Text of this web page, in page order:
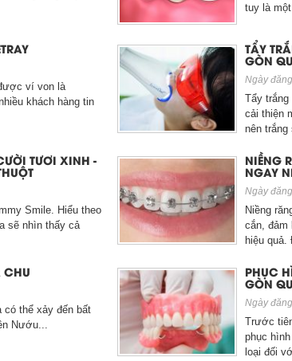
Quốc Tế - Nha Khoa Uy Tín Tại Eakar
Sứ Ở Đâu Tại Buôn Ma Thuột - Nha khoa Sài gòn
Rẻ Tại Buôn Ma Thuột - Bảng giá Ưu đãi 50%
Sứ Tại Buôn Ma Thuột - Ưu Đãi 50% tại nha
tuy là
ví von là
khách hàng tin
TẨY
GÒN
Ngày
Tẩy
cải thiện
nên trắng
TƯƠI XINH -
Smile. Hiểu theo
sẽ nhìn thấy cả
NIỀNG
NGAY
Ngày
Niềng
cắn, đảm
hiệu quả.
CHU
có thể xảy đến bất
Nướu...
PHỤC
GÒN
Ngày
Trước
phục
loại đối